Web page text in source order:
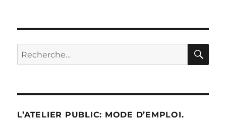
Recherche
pour :
L’ATELIER PUBLIC: MODE D’EMPLOI.